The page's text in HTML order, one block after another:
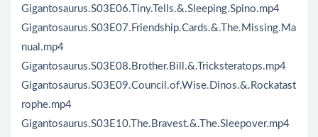
Gigantosaurus.S03E06.Tiny.Tells.&.Sleeping.Spino.mp4
Gigantosaurus.S03E07.Friendship.Cards.&.The.Missing.Ma
nual.mp4
Gigantosaurus.S03E08.Brother.Bill.&.Tricksteratops.mp4
Gigantosaurus.S03E09.Council.of.Wise.Dinos.&.Rockatast
rophe.mp4
Gigantosaurus.S03E10.The.Bravest.&.The.Sleepover.mp4